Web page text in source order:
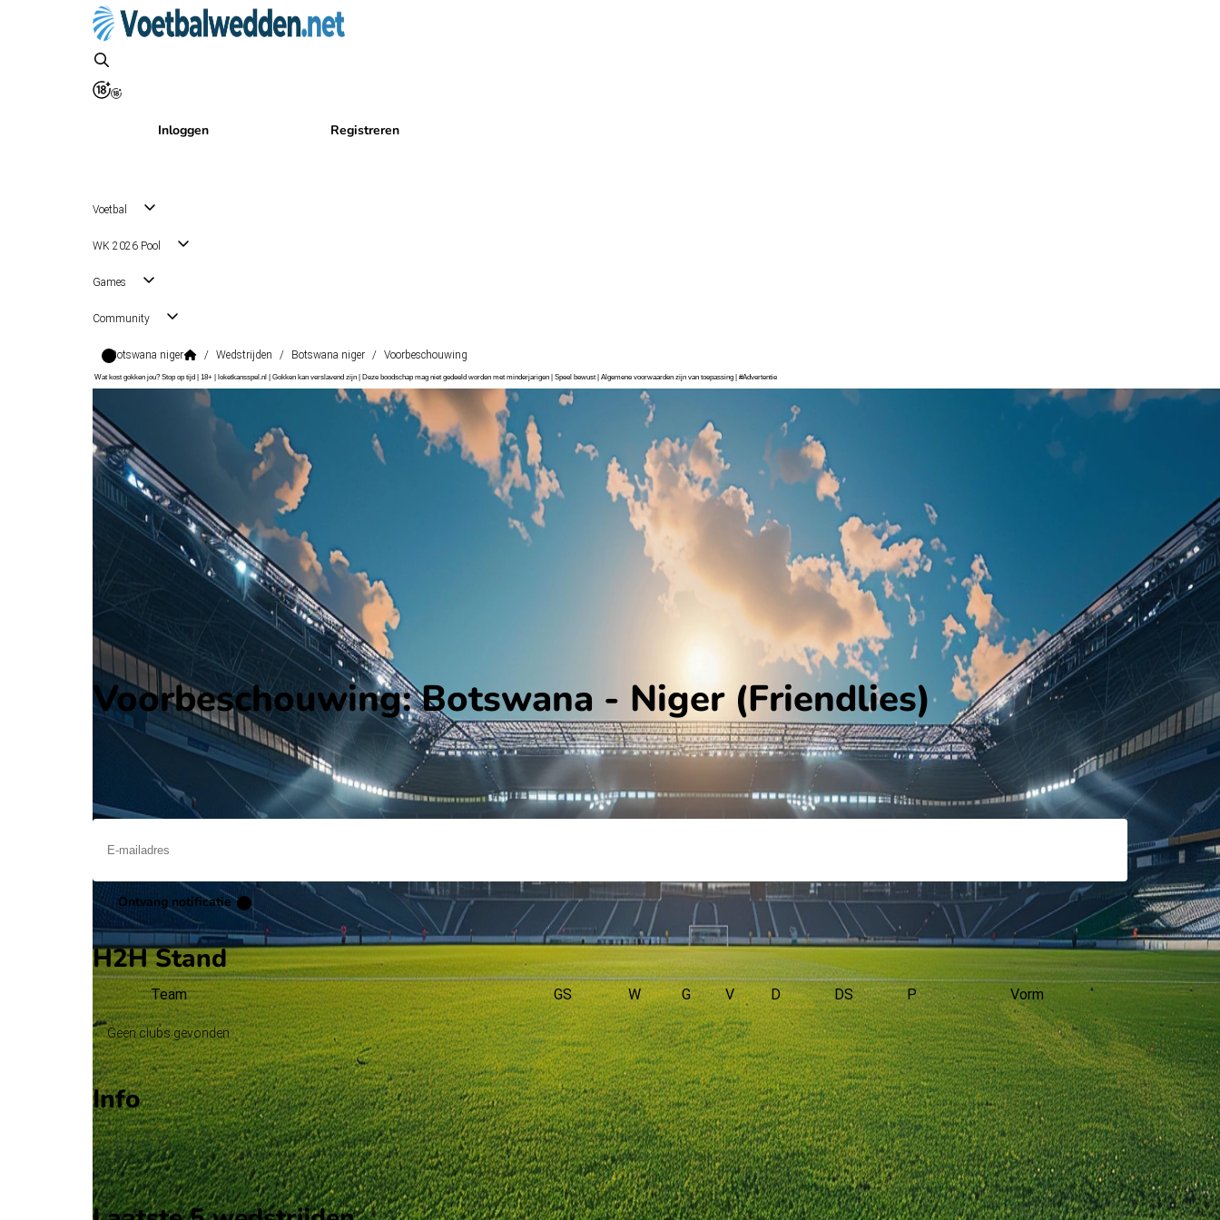
Inloggen Registreren
Voetbal
WK 2026 Pool
Games
Community
Botswana niger / Wedstrijden / Botswana niger / Voorbeschouwing
Wat kost gokken jou? Stop op tijd | 18+ | loketkansspel.nl | Gokken kan verslavend zijn | Deze boodschap mag niet gedeeld worden met minderjarigen | Speel bewust | Algemene voorwaarden zijn van toepassing | #Advertentie
, Internationaal
Botswana
Friendlies
-
Niger
Alle wedstrijden
Botswana - Niger
Voorspelling
Voorbeschouwing
Voorbeschouwing: Botswana - Niger (Friendlies)
Op juni 9 2026 gaat Botswana de strijd aan met Niger. De wedstrijd wordt afgetrapt om 10:00 en wordt gespeeld in de Vriendschappelijke wedstrijden.
Ontvang een notificatie als deze voorbeschouwing beschikbaar is
Ontvang notificatie
H2H Stand
Team GS W G V D DS P Vorm
Geen clubs gevonden
Info
Op 9 juni 2026 gaat Botswana de strijd aan met Niger. De wedstrijd wordt afgetrapt om 10:00 en wordt gespeeld in de Vriendschappelijke wedstrijden.
Stadion: Onbekend
Scheidsrechter: Onbekend